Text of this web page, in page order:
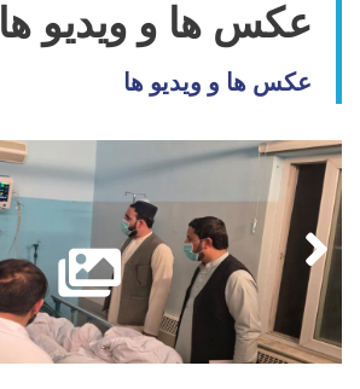
عکس ها و ویدیو ها
عکس ها و ویدیو ها